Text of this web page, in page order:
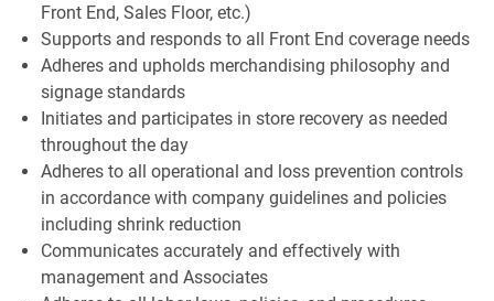
Front End, Sales Floor, etc.)
Supports and responds to all Front End coverage needs
Adheres and upholds merchandising philosophy and
signage standards
Initiates and participates in store recovery as needed
throughout the day
Adheres to all operational and loss prevention controls
in accordance with company guidelines and policies
including shrink reduction
Communicates accurately and effectively with
management and Associates